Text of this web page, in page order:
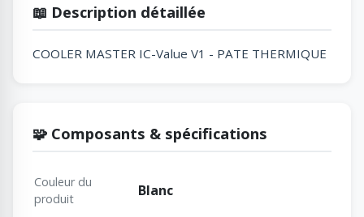
📖 Description détaillée
COOLER MASTER IC-Value V1 - PATE THERMIQUE
🧩 Composants & spécifications
Couleur du
produit
Blanc